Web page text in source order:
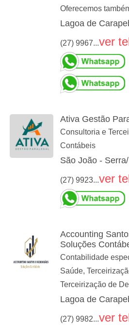
Oferecemos
Lagoa de
(27) 9967...ver
Ativa Gestão
Consultoria e
Contábeis
São João -
(27) 9923...ver
Accounting
Soluções
Contabilidade
Saúde,
Terceirização de
Lagoa de
(27) 9982...ver